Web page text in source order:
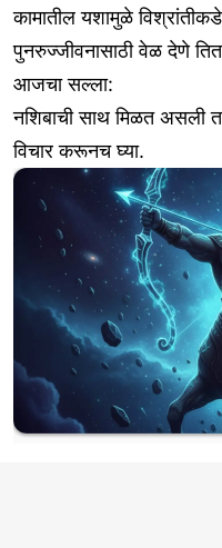
कामातील यशामुळे
पुनरुज्जीवनासाठी वेळ देणे
आजचा सल्ला:
नशिबाची साथ मिळत असली
विचार करूनच घ्या.